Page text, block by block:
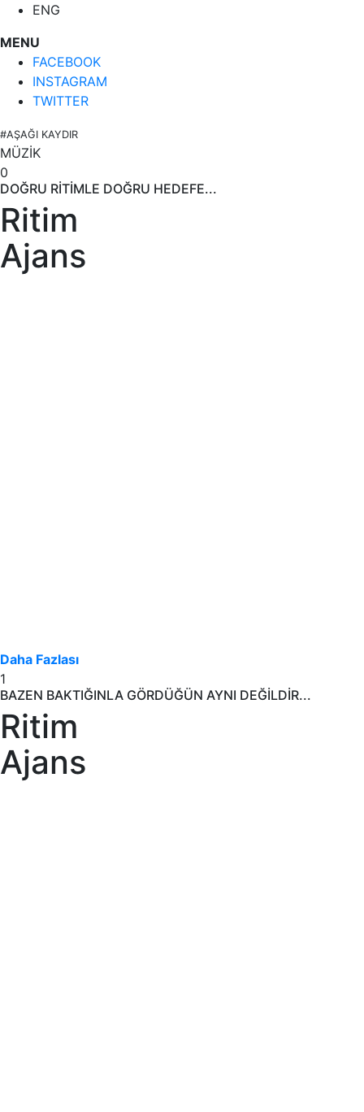
ENG
MENU
FACEBOOK
INSTAGRAM
TWITTER
#AŞAĞI KAYDIR
MÜZİK
0
DOĞRU RİTİMLE DOĞRU HEDEFE...
Ritim
Ajans
Daha Fazlası
1
BAZEN BAKTIĞINLA GÖRDÜĞÜN AYNI DEĞİLDİR...
Ritim
Ajans